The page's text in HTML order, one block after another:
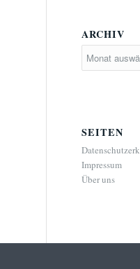
ARCHIV
SEITEN
Impressum
Über uns